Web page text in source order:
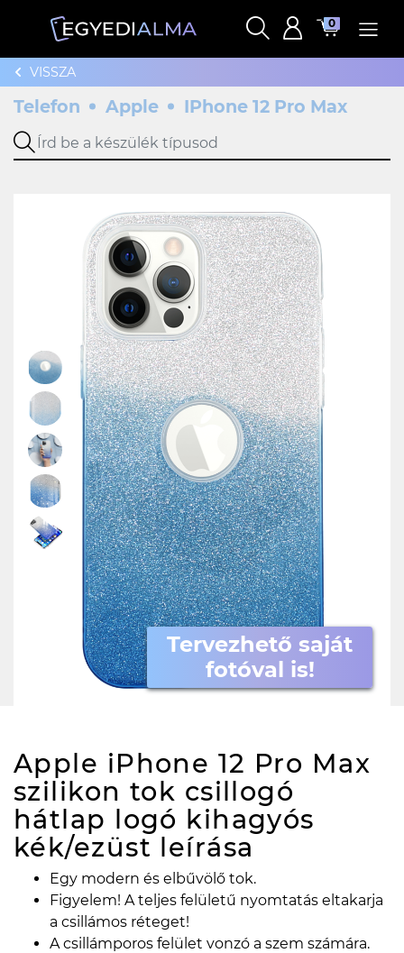
0
VISSZA
Telefon Apple IPhone 12 Pro Max
Tervezhető saját
fotóval is!
Apple iPhone 12 Pro Max
szilikon tok csillogó
hátlap logó kihagyós
kék/ezüst leírása
Egy modern és elbűvölő tok.
Figyelem! A teljes felületű nyomtatás eltakarja
a csillámos réteget!
A csillámporos felület vonzó a szem számára.